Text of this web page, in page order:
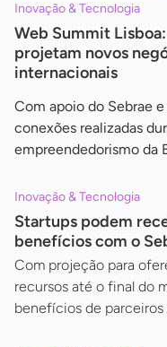
Inovação & Tecnologia
Web Summit
projetam novos
internacionais
Com apoio do Sebrae
conexões realizadas
empreendedorismo da
Inovação & Tecnologia
Startups podem
benefícios com o
Com projeção para
recursos até o final do
benefícios de